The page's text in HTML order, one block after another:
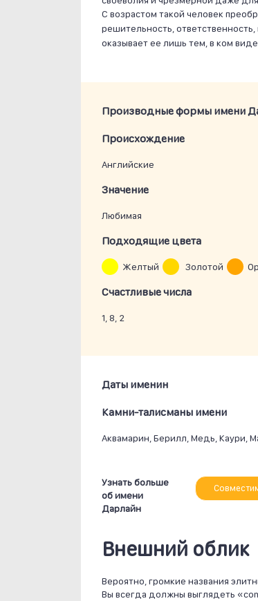
С возрастом такой человек
решительность,
оказывает ее лишь тем, в ком
Производные формы имени
Проиcхождение
Английские
Значение
Любимая
Подходящие цвета
Желтый Золотой
Счастливые числа
1, 8, 2
Даты именин
Камни-талисманы имени
Аквамарин, Берилл, Медь, Каури,
Узнать больше
об имени
Дарлайн
Внешний облик
Вероятно, громкие названия
Вы всегда должны выглядеть